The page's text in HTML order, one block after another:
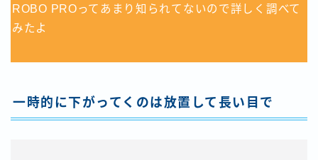
ROBO PROってあまり知られてないので詳しく調べて
みたよ
一時的に下がってくのは放置して長い目で